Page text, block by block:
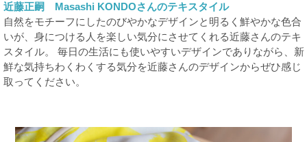
近藤正嗣 Masashi KONDOさんのテキスタイル
自然をモチーフにしたのびやかなデザインと明るく鮮やかな色合
いが、身につける人を楽しい気分にさせてくれる近藤さんのテキ
スタイル。 毎日の生活にも使いやすいデザインでありながら、新
鮮な気持ちわくわくする気分を近藤さんのデザインからぜひ感じ
取ってください。